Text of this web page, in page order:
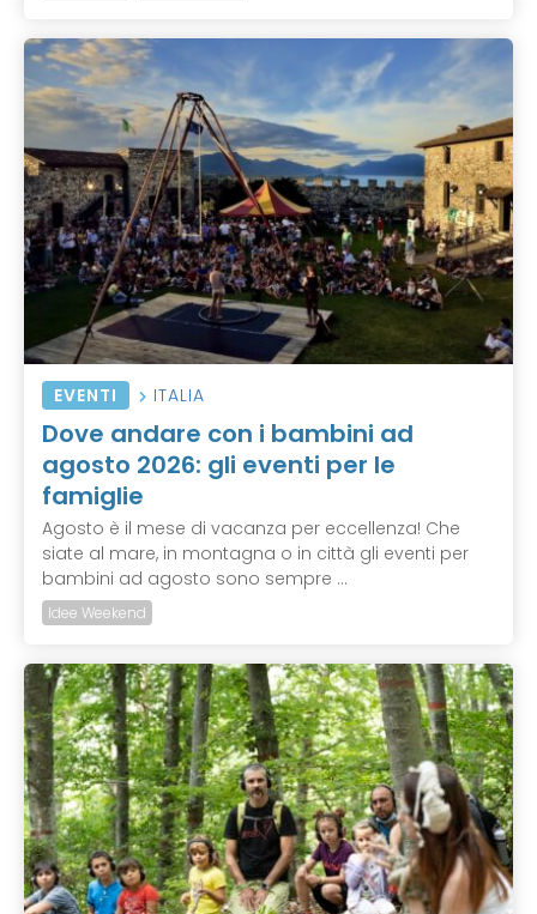
EVENTI ITALIA
Dove andare con i bambini ad
agosto 2026: gli eventi per le
famiglie
Agosto è il mese di vacanza per eccellenza! Che
siate al mare, in montagna o in città gli eventi per
bambini ad agosto sono sempre ...
Idee Weekend